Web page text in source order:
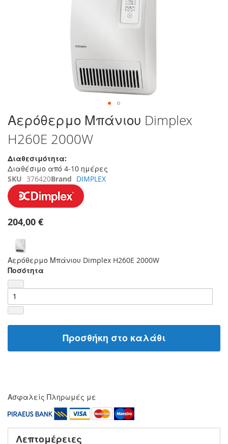
Μετάβαση
στην
αρχή
της
συλλογής
εικόνων
Αερόθερμο Μπάνιου Dimplex
H260E 2000W
Διαθεσιμότητα:
Διαθέσιμο από 4-10 ημέρες
SKU 376420Brand DIMPLEX
204,00 €
Αερόθερμο Μπάνιου Dimplex H260E 2000W
Ποσότητα
Προσθήκη στο καλάθι
Ασφαλείς Πληρωμές με
Λεπτομέρειες